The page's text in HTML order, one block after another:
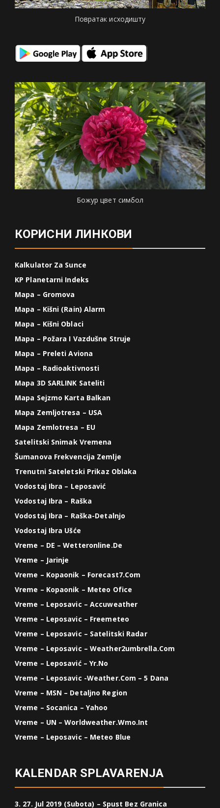
Повратак исходишту
Божур цвет симбол
КОРИСНИ ЛИНКОВИ
Kalkulator Za Sunce
KP Planetarni Indeks
Mapa – Gromova
Mapa – Kišni (Rain) Alarm
Mapa – Kišni Oblaci
Mapa – Požara I Vazdušne Struje
Mapa – Preleti Aviona
Mapa – Radioaktivnosti
Mapa 3D SARLINK Sateliti
Mapa Sejzmo Karta Balkan
Mapa Zemljotresa – USA
Mapa Zemlotresa – EU
Satelitski Snimak Vremena
Šumanova Frekvencija Zemlje
Trenutni Sateletski Prikaz Oblaka
Vodostaj Ibra – Leposavić
Vodostaj Ibra – Raška
Vodostaj Ibra – Raška-Detalnjo
Vodostaj Ibra Ušće
Vreme – DE – Wetteronline.de
Vreme – Jarinje
Vreme – Kopaonik – Forecast7.com
Vreme – Kopaonik – Meteo Ofice
Vreme – Leposavic – Accuweather
Vreme – Leposavic – Freemeteo
Vreme – Leposavic – Satelitski Radar
Vreme – Leposavic – Weather2umbrella.com
Vreme – Leposavić – Yr.no
Vreme – Leposavic -weather.com – 5 Dana
Vreme – MSN – Detaljno Region
Vreme – Socanica – Yahoo
Vreme – UN – Worldweather.wmo.int
Vreme – Leposavic – Meteo Blue
KALENDAR SPLAVARENJA
3. 27. Jul 2019 (Subota) – Spust Bez Granica